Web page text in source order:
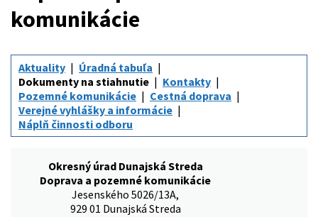
komunikácie
Aktuality
Úradná tabuľa
Dokumenty na stiahnutie
Kontakty
Pozemné komunikácie
Cestná doprava
Verejné vyhlášky a informácie
Náplň činnosti odboru
Okresný úrad Dunajská Streda
Doprava a pozemné komunikácie
Jesenského 5026/13A,
929 01 Dunajská Streda